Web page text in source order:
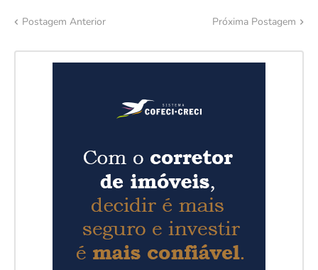
Postagem Anterior Próxima Postagem